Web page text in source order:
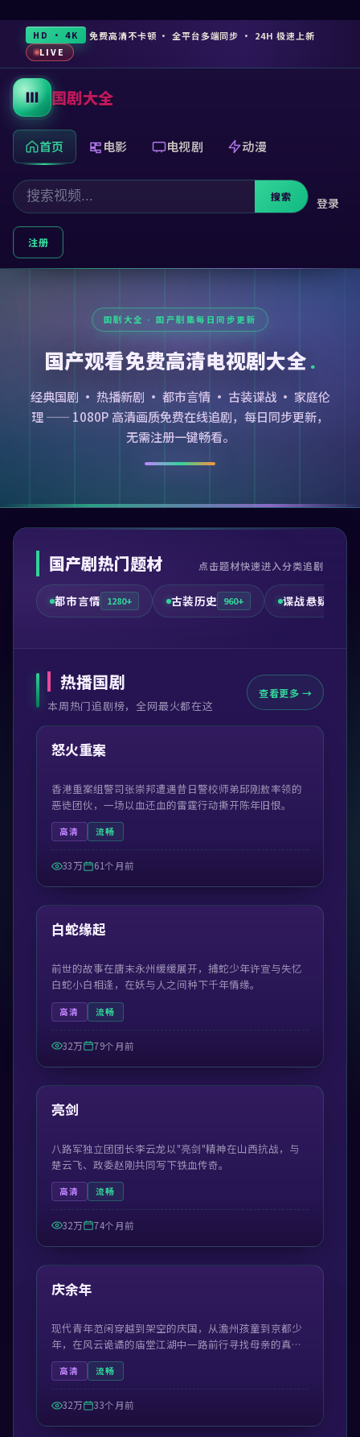
HD · 4K 免费高清不卡顿 · 全平台多端同步 · 24H 极速上新
LIVE
国剧大全
首页 电影 电视剧 动漫
搜索 登录
注册
国产观看免费高清电视剧大全
经典国剧 · 热播新剧 · 都市言情 · 古装谍战 · 家庭伦
理 —— 1080P 高清画质免费在线追剧，每日同步更新，
无需注册一键畅看。
国产剧热门题材 点击题材快速进入分类追剧
都市言情 1280+ 古装历史 960+ 谍战悬疑
热播国剧
本周热门追剧榜，全网最火都在这
查看更多 →
热门
怒火重案
香港重案组警司张崇邦遭遇昔日警校师弟邱刚敖率领的
恶徒团伙，一场以血还血的雷霆行动撕开陈年旧恨。
高清 流畅
33万 61个月前
热门
52:03
白蛇缘起
前世的故事在唐末永州缓缓展开，捕蛇少年许宣与失忆
白蛇小白相逢，在妖与人之间种下千年情缘。
高清 流畅
32万 79个月前
热门
45:09
亮剑
八路军独立团团长李云龙以"亮剑"精神在山西抗战，与
楚云飞、政委赵刚共同写下铁血传奇。
高清 流畅
32万 74个月前
热门
50:59
庆余年
现代青年范闲穿越到架空的庆国，从澹州孩童到京都少
年，在风云诡谲的庙堂江湖中一路前行寻找母亲的真
相。
高清 流畅
32万 33个月前
42:19